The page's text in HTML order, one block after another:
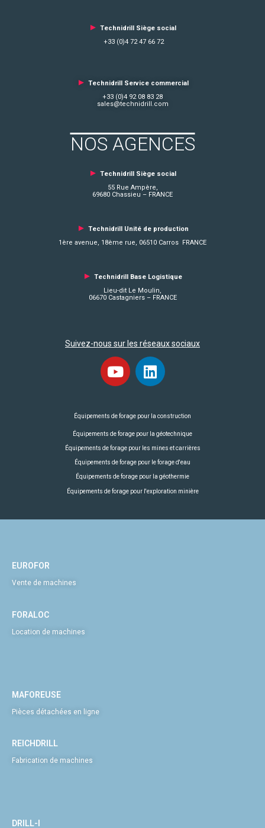
► Technidrill Siège social
+33 (0)4 72 47 66 72
► Technidrill Service commercial
+33 (0)4 92 08 83 28
sales@technidrill.com
NOS AGENCES
► Technidrill Siège social
55 Rue Ampère,
69680 Chassieu – FRANCE
► Technidrill Unité de production
1ère avenue, 18ème rue, 06510 Carros FRANCE
► Technidrill Base Logistique
Lieu-dit Le Moulin,
06670 Castagniers – FRANCE
Suivez-nous sur les réseaux sociaux
Équipements de forage pour la construction
Équipements de forage pour la géotechnique
Équipements de forage pour les mines et carrières
Équipements de forage pour le forage d'eau
Équipements de forage pour la géothermie
Équipements de forage pour l'exploration minière
EUROFOR
Vente de machines
FORALOC
Location de machines
MAFOREUSE
Pièces détachées en ligne
REICHDRILL
Fabrication de machines
DRILL-I